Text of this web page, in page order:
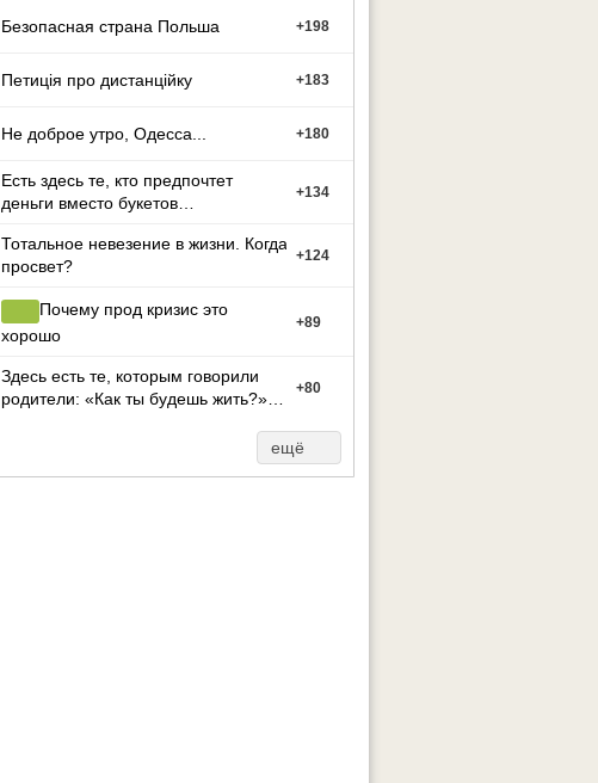
Безопасная страна Польша +198
Петиція про дистанційку +183
Не доброе утро, Одесса... +180
Есть здесь те, кто предпочтет
деньги вместо букетов
+134
Тотальное невезение в жизни. Когда
просвет?
+124
Почему прод кризис это
хорошо
+89
Здесь есть те, которым говорили
родители: «Как ты будешь жить?»
+80
ещё